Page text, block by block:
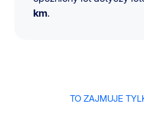
km.
TO ZAJMUJE